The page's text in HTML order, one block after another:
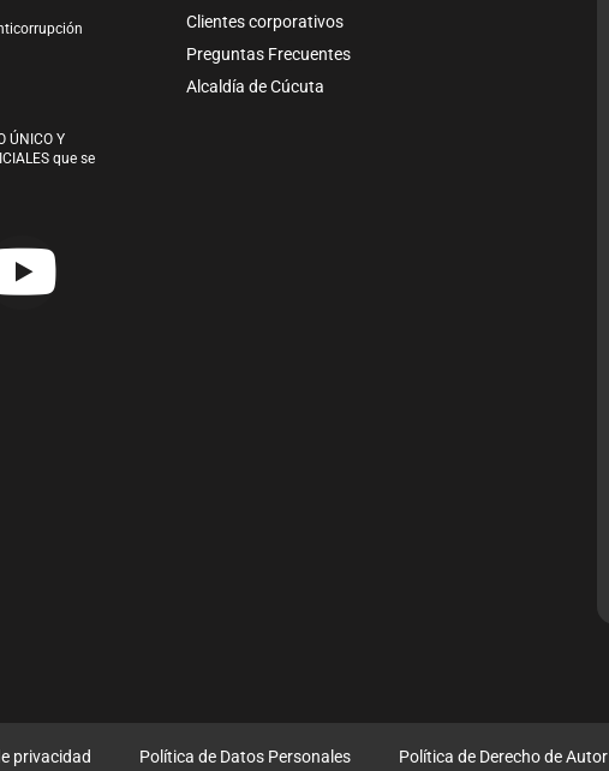
ÚNICO Y
que se
Clientes corporativos
Preguntas Frecuentes
Alcaldía de Cúcuta
privacidad Política de Datos Personales Política de Derecho de Autor